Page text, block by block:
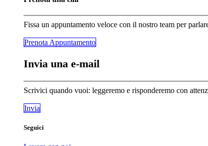
Fissa un appuntamento veloce con il nostro team per
Prenota Appunta​​​​mento
Invia una e-mail
Scrivici quando vuoi: leggeremo e risponderemo con
Invia
Seguici